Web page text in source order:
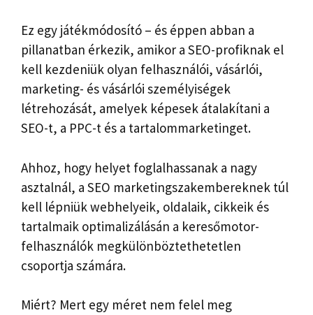
Ez egy játékmódosító – és éppen abban a
pillanatban érkezik, amikor a SEO-profiknak el
kell kezdeniük olyan felhasználói, vásárlói,
marketing- és vásárlói személyiségek
létrehozását, amelyek képesek átalakítani a
SEO-t, a PPC-t és a tartalommarketinget.
Ahhoz, hogy helyet foglalhassanak a nagy
asztalnál, a SEO marketingszakembereknek túl
kell lépniük webhelyeik, oldalaik, cikkeik és
tartalmaik optimalizálásán a keresőmotor-
felhasználók megkülönböztethetetlen
csoportja számára.
Miért? Mert egy méret nem felel meg